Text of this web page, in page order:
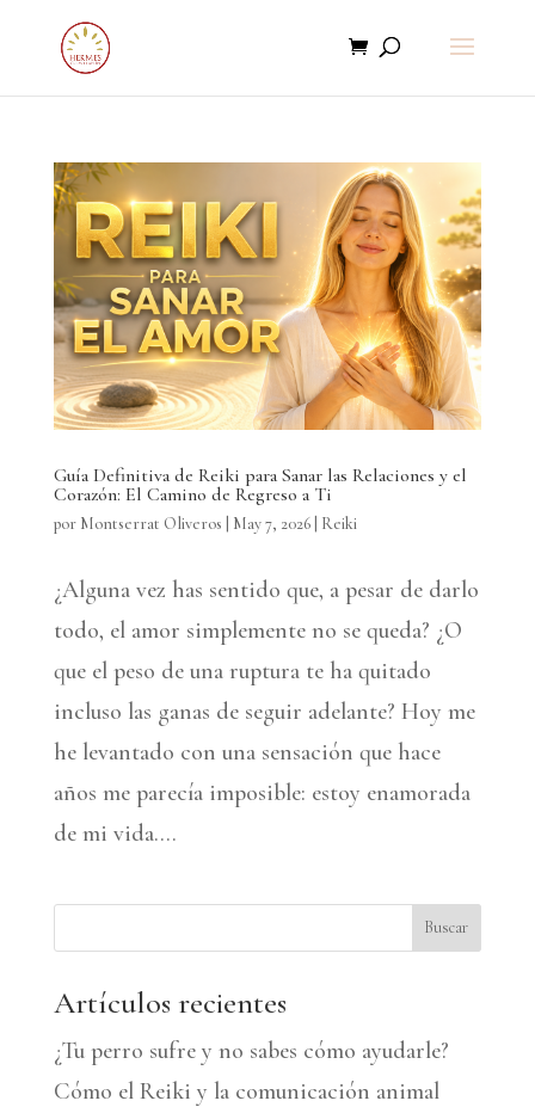
Guía Definitiva de Reiki para Sanar las Relaciones y el
Corazón: El Camino de Regreso a Ti
por Montserrat Oliveros May 7, 2026| Reiki
¿Alguna vez has sentido que, a pesar de darlo
todo, el amor simplemente no se queda? ¿O
que el peso de una ruptura te ha quitado
incluso las ganas de seguir adelante? Hoy me
he levantado con una sensación que hace
años me parecía imposible: estoy enamorada
de mi vida....
Buscar
Artículos recientes
¿Tu perro sufre y no sabes cómo ayudarle?
Cómo el Reiki y la comunicación animal